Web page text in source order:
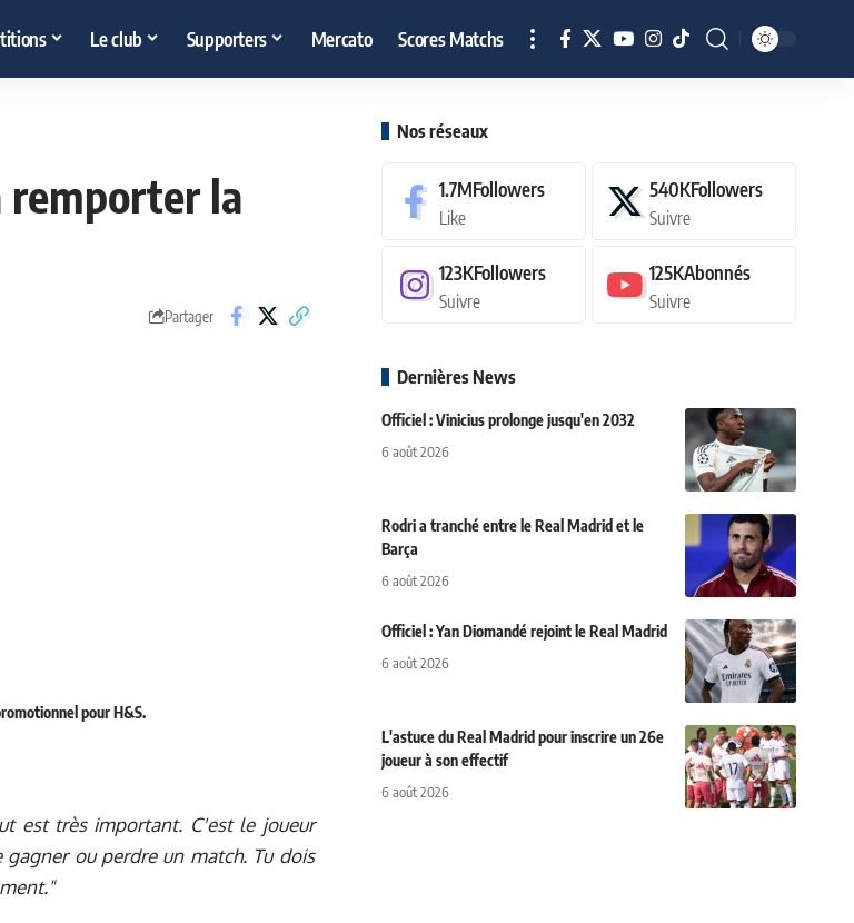
Le club Supporters Mercato Scores Matchs
remporter la
Partager
pour H&S.
est très important. C'est le joueur
ou perdre un match. Tu dois
Nos réseaux
1.7MFollowers
Like
540KFollowers
Suivre
123KFollowers
Suivre
125KAbonnés
Suivre
Dernières News
Officiel : Vinicius prolonge jusqu'en 2032
6 août 2026
Rodri a tranché entre le Real Madrid et le
Barça
6 août 2026
Officiel : Yan Diomandé rejoint le Real Madrid
6 août 2026
L'astuce du Real Madrid pour inscrire un 26e
joueur à son effectif
6 août 2026